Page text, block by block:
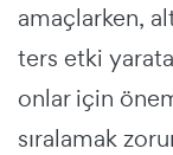
amaçlarken,
ters etki
onlar için
sıralamak